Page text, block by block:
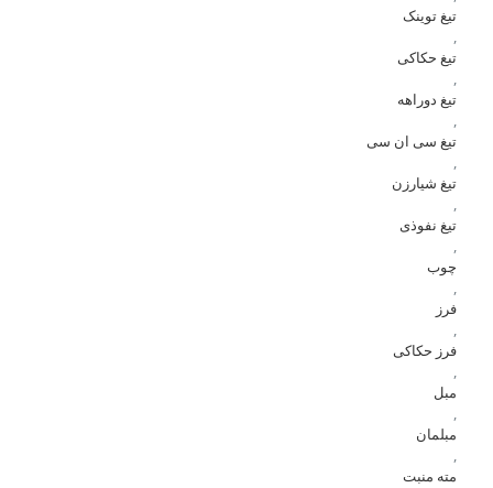
تیغ توینک
,
تیغ حکاکی
,
تیغ دوراهه
,
تیغ سی ان سی
,
تیغ شیارزن
,
تیغ نفوذی
,
چوب
,
فرز
,
فرز حکاکی
,
مبل
,
مبلمان
,
مته منبت